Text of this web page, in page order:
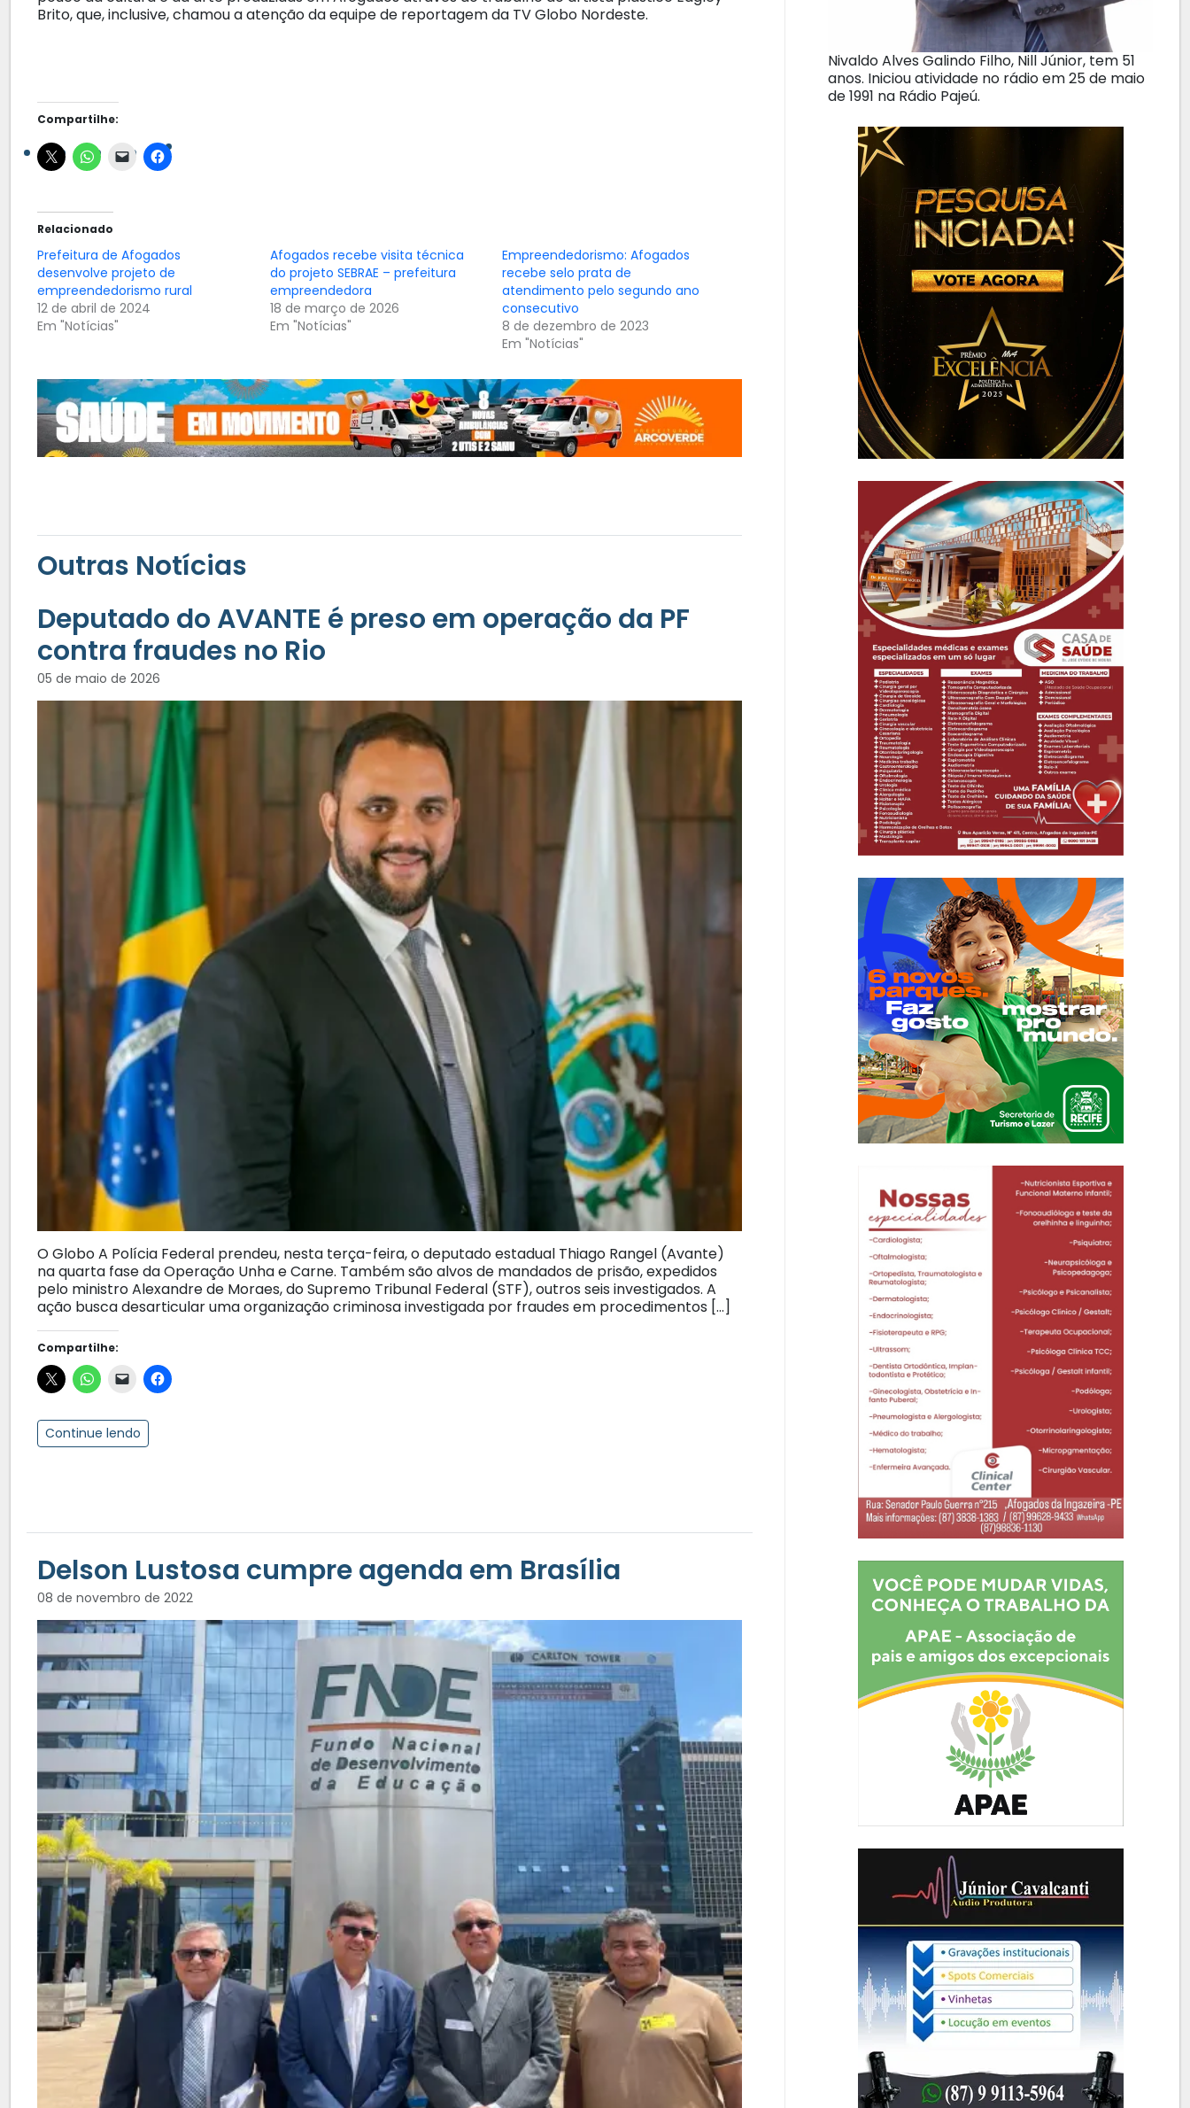
Brito, que, inclusive, chamou a atenção da equipe de reportagem da TV Globo Nordeste.
Compartilhe:
Relacionado
Prefeitura de Afogados
desenvolve projeto de
empreendedorismo rural
12 de abril de 2024
Em "Notícias"
Afogados recebe visita técnica
do projeto SEBRAE – prefeitura
empreendedora
18 de março de 2026
Em "Notícias"
Empreendedorismo: Afogados
recebe selo prata de
atendimento pelo segundo ano
consecutivo
8 de dezembro de 2023
Em "Notícias"
Outras Notícias
Deputado do AVANTE é preso em operação da PF
contra fraudes no Rio
05 de maio de 2026
O Globo A Polícia Federal prendeu, nesta terça-feira, o deputado estadual Thiago Rangel (Avante)
na quarta fase da Operação Unha e Carne. Também são alvos de mandados de prisão, expedidos
pelo ministro Alexandre de Moraes, do Supremo Tribunal Federal (STF), outros seis investigados. A
ação busca desarticular uma organização criminosa investigada por fraudes em procedimentos […]
Compartilhe:
Continue lendo
Delson Lustosa cumpre agenda em Brasília
08 de novembro de 2022
Nivaldo Alves Galindo Filho, Nill Júnior, tem 51
anos. Iniciou atividade no rádio em 25 de maio
de 1991 na Rádio Pajeú.